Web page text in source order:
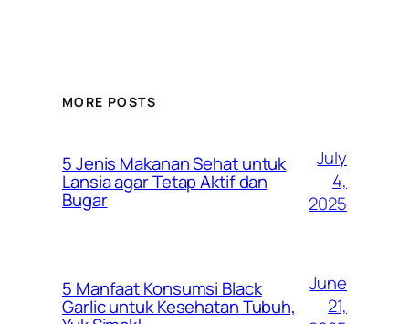
MORE POSTS
5 Jenis Makanan Sehat untuk
Lansia agar Tetap Aktif dan
Bugar
July
4,
2025
5 Manfaat Konsumsi Black
Garlic untuk Kesehatan Tubuh,
June
21,